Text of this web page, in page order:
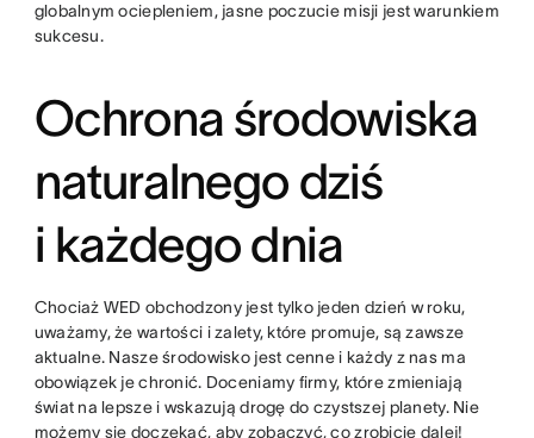
globalnym ociepleniem, jasne poczucie misji jest warunkiem
sukcesu.
Ochrona środowiska
naturalnego dziś
i każdego dnia
Chociaż WED obchodzony jest tylko jeden dzień w roku,
uważamy, że wartości i zalety, które promuje, są zawsze
aktualne. Nasze środowisko jest cenne i każdy z nas ma
obowiązek je chronić. Doceniamy firmy, które zmieniają
świat na lepsze i wskazują drogę do czystszej planety. Nie
możemy się doczekać, aby zobaczyć, co zrobicie dalej!